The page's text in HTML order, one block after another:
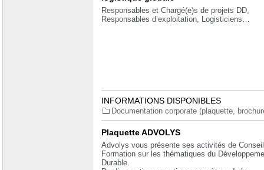
Responsables et Chargé(e)s de projets DD,
Responsables d’exploitation, Logisticiens…
INFORMATIONS DISPONIBLES
Documentation corporate (plaquette,
Plaquette ADVOLYS
Advolys vous présente ses activités de
Formation sur les thématiques du
Durable.